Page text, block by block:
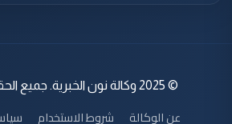
© 2025 وكالة نون الخبرية. جميع الحقوق محفوظة.
عن الوكالة شروط الاستخدام